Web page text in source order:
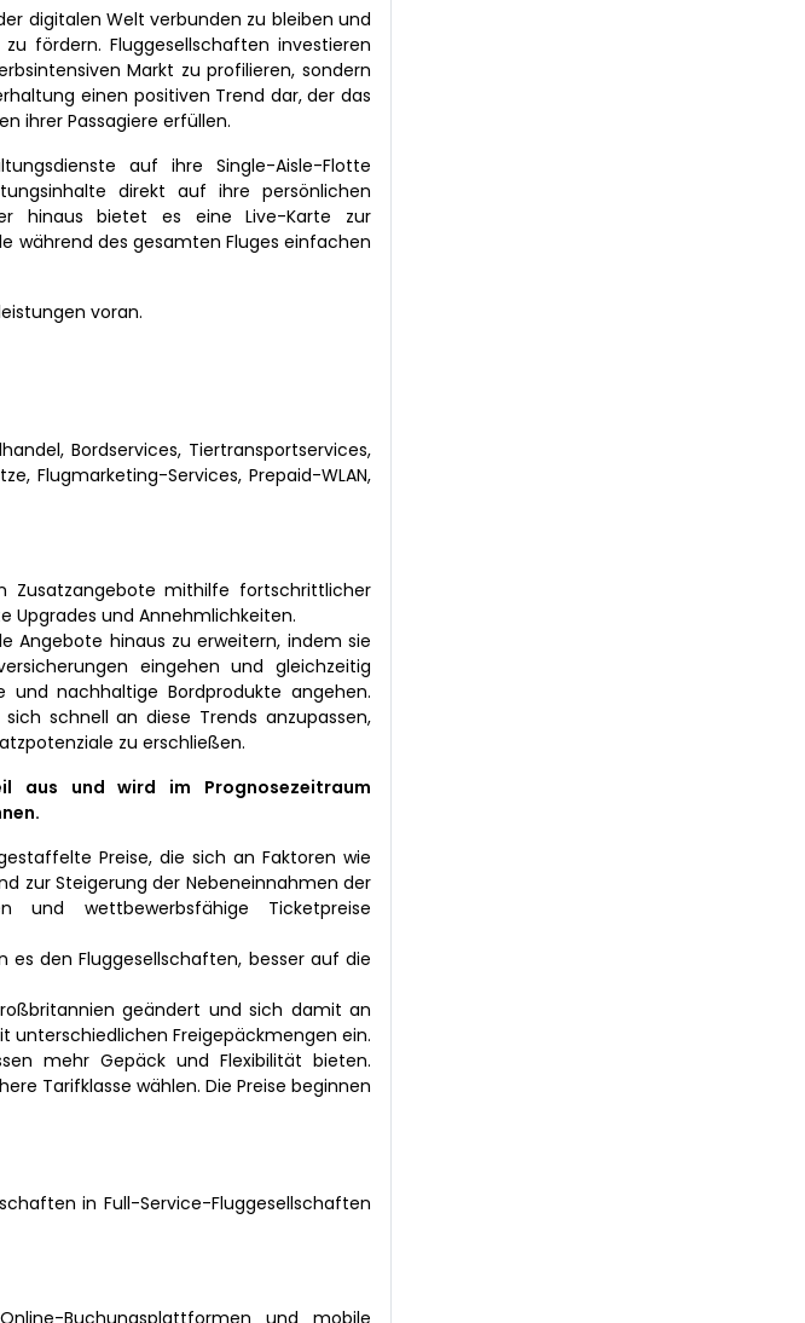
digitalen Welt verbunden zu bleiben und
fördern. Fluggesellschaften investieren
Markt zu profilieren, sondern
einen positiven Trend dar, der das
ihrer Passagiere erfüllen.
auf ihre Single-Aisle-Flotte
direkt auf ihre persönlichen
hinaus bietet es eine Live-Karte zur
während des gesamten Fluges einfachen
voran.
Bordservices, Tiertransportservices,
Flugmarketing-Services, Prepaid-WLAN,
Zusatzangebote mithilfe fortschrittlicher
Upgrades und Annehmlichkeiten.
Angebote hinaus zu erweitern, indem sie
eingehen und gleichzeitig
und nachhaltige Bordprodukte angehen.
schnell an diese Trends anzupassen,
zu erschließen.
aus und wird im Prognosezeitraum
Preise, die sich an Faktoren wie
zur Steigerung der Nebeneinnahmen der
und wettbewerbsfähige Ticketpreise
es den Fluggesellschaften, besser auf die
geändert und sich damit an
unterschiedlichen Freigepäckmengen ein.
mehr Gepäck und Flexibilität bieten.
Tarifklasse wählen. Die Preise beginnen
in Full-Service-Fluggesellschaften